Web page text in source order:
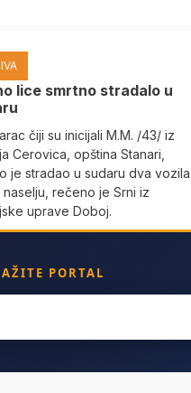
lice smrtno stradalo u
čiji su inicijali M.M. /43/ iz
Cerovica, opština Stanari,
je stradao u sudaru dva vozila
naselju, rečeno je Srni iz
uprave Doboj.
PORTAL